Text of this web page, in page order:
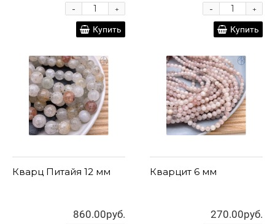
+
-
Купить
+
-
Купить
Кварц Питайя 12 мм
860.00руб.
Кварцит 6 мм
270.00руб.